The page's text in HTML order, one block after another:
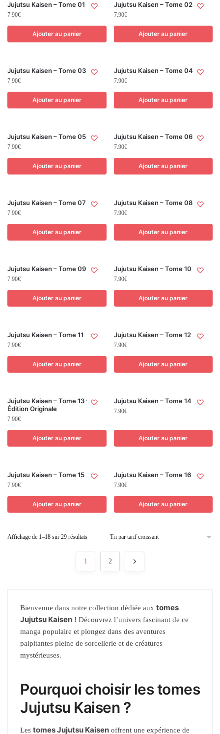
Jujutsu Kaisen – Tome 01
7.90€
Ajouter au panier
Jujutsu Kaisen – Tome 02
7.90€
Ajouter au panier
Jujutsu Kaisen – Tome 03
7.90€
Ajouter au panier
Jujutsu Kaisen – Tome 04
7.90€
Ajouter au panier
Jujutsu Kaisen – Tome 05
7.90€
Ajouter au panier
Jujutsu Kaisen – Tome 06
7.90€
Ajouter au panier
Jujutsu Kaisen – Tome 07
7.90€
Ajouter au panier
Jujutsu Kaisen – Tome 08
7.90€
Ajouter au panier
Jujutsu Kaisen – Tome 09
7.90€
Ajouter au panier
Jujutsu Kaisen – Tome 10
7.90€
Ajouter au panier
Jujutsu Kaisen – Tome 11
7.90€
Ajouter au panier
Jujutsu Kaisen – Tome 12
7.90€
Ajouter au panier
Jujutsu Kaisen – Tome 13 –
Édition Originale
7.90€
Ajouter au panier
Jujutsu Kaisen – Tome 14
7.90€
Ajouter au panier
Jujutsu Kaisen – Tome 15
7.90€
Ajouter au panier
Jujutsu Kaisen – Tome 16
7.90€
Ajouter au panier
Affichage de 1–18 sur 29 résultats
1 2
Bienvenue dans notre collection dédiée aux tomes
Jujutsu Kaisen ! Découvrez l’univers fascinant de ce
manga populaire et plongez dans des aventures
palpitantes pleine de sorcellerie et de créatures
mystérieuses.
Pourquoi choisir les tomes
Jujutsu Kaisen ?
Les tomes Jujutsu Kaisen offrent une expérience de